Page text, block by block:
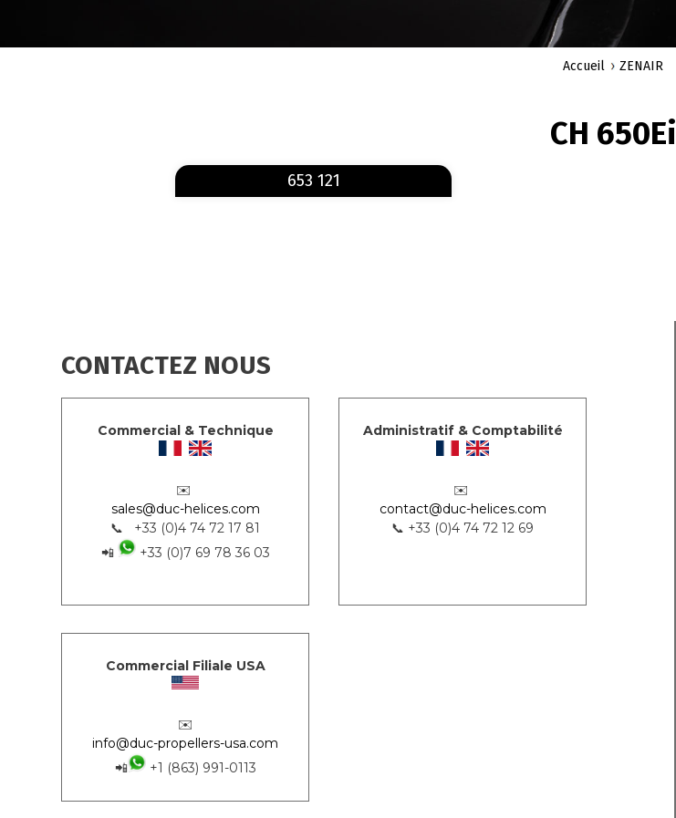
Accueil ZENAIR
CH 650Ei
653 121
CONTACTEZ NOUS
Commercial & Technique
✉️
sales@duc-helices.com
📞 +33 (0)4 74 72 17 81
📲
+33 (0)7 69 78 36 03
Administratif & Comptabilité
✉️
contact@duc-helices.com
📞 +33 (0)4 74 72 12 69
Commercial Filiale USA
✉️
info@duc-propellers-usa.com
📲
+1 (863) 991-0113